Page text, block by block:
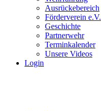
Ausrückebereich
Förderverein e.V.
Geschichte
Partnerwehr
Terminkalender
Unsere Videos
Login